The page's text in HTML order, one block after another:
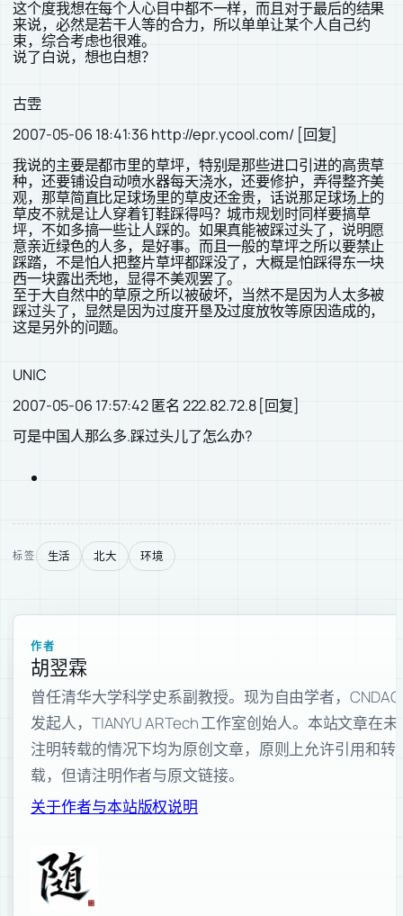
这个度我想在每个人心目中都不一样，而且对于最后的结果
来说，必然是若干人等的合力，所以单单让某个人自己约
束，综合考虑也很难。
说了白说，想也白想？
古雴
2007-05-06 18:41:36 http://epr.ycool.com/ [回复]
我说的主要是都市里的草坪，特别是那些进口引进的高贵草
种，还要铺设自动喷水器每天浇水，还要修护，弄得整齐美
观，那草简直比足球场里的草皮还金贵，话说那足球场上的
草皮不就是让人穿着钉鞋踩得吗？城市规划时同样要搞草
坪，不如多搞一些让人踩的。如果真能被踩过头了，说明愿
意亲近绿色的人多，是好事。而且一般的草坪之所以要禁止
踩踏，不是怕人把整片草坪都踩没了，大概是怕踩得东一块
西一块露出秃地，显得不美观罢了。
至于大自然中的草原之所以被破坏，当然不是因为人太多被
踩过头了，显然是因为过度开垦及过度放牧等原因造成的，
这是另外的问题。
UNIC
2007-05-06 17:57:42 匿名 222.82.72.8 [回复]
可是中国人那么多.踩过头儿了怎么办?
标签 生活 北大 环境
作者
胡翌霖
曾任清华大学科学史系副教授。现为自由学者，CNDAO
发起人，TIANYU ARTech 工作室创始人。本站文章在未
注明转载的情况下均为原创文章，原则上允许引用和转
载，但请注明作者与原文链接。
关于作者与本站版权说明